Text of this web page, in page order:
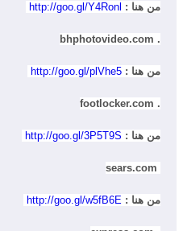
من هنا : http://goo.gl/Y4Ronl
. bhphotovideo.com
من هنا : http://goo.gl/plVhe5
. footlocker.com
من هنا : http://goo.gl/3P5T9S
من هنا : http://goo.gl/w5fB6E